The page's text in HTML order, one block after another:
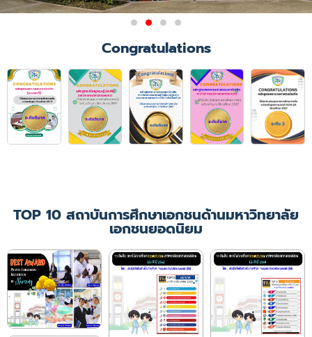
Congratulations
TOP 10 สถาบันการศึกษาเอกชนด้านมหาวิทยาลัย
เอกชนยอดนิยม